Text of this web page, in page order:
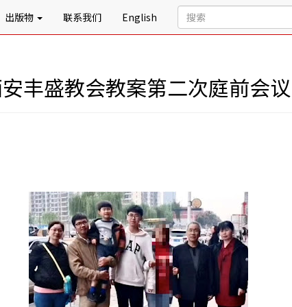
出版物 联系我们 English
丰盛教会教案第二次庭前会议